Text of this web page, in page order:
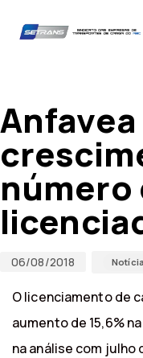
primary
número
06/08/2018
O licenciamento de
aumento de 15,6%
na análise com julho